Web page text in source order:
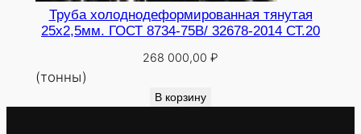
Труба холоднодеформированная тянутая
25х2,5мм. ГОСТ 8734-75В/ 32678-2014 СТ.20
268 000,00 ₽
(тонны)
В корзину